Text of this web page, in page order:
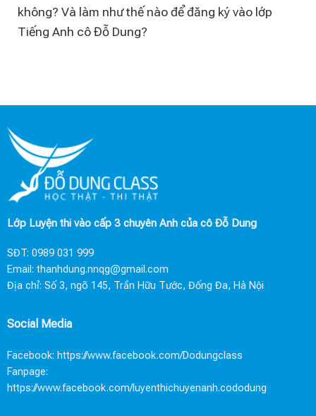
không? Và làm như thế nào để đăng ký vào lớp
Tiếng Anh cô Đỗ Dung?
Lớp Luyện thi vào cấp 3 chuyên Anh của cô Đỗ Dung
SĐT: 0989 031 999
Email: thanhdung.nnqg@gmail.com
Địa chỉ: Số 3, ngõ 145, Trần Hữu Tước, Đống Đa, Hà Nội
Social Media
Facebook: https://www.facebook.com/Dodungclass
Fanpage:
https://www.facebook.com/luyenthichuyenanh.cododung